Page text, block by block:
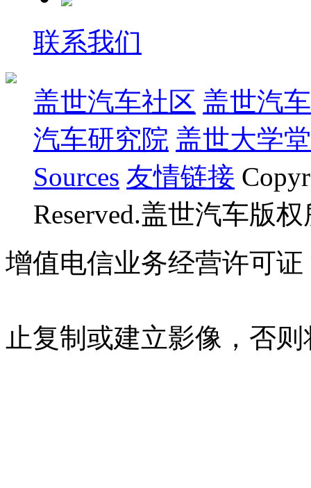
联系我们
盖世汽车社区 盖世汽
汽车研究院 盖世大学堂
Sources 友情链接
Reserved.盖世汽车版
增值电信业务经营许可证
止复制或建立影像，否